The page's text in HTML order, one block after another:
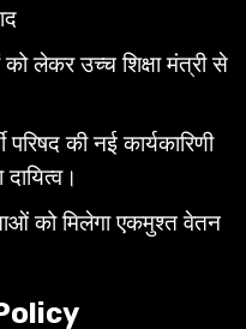
लेकर उच्च शिक्षा मंत्री से
की नई कार्यकारिणी
को मिलेगा एकमुश्त वेतन